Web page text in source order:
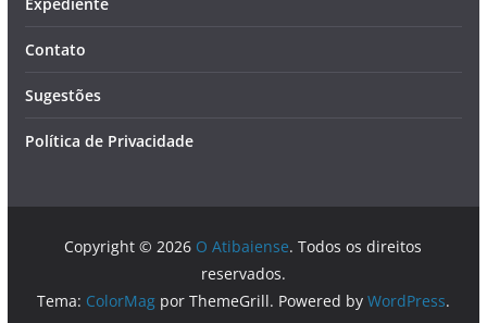
Contato
Sugestões
Política de Privacidade
Copyright © 2026 O Atibaiense. Todos os direitos
reservados.
Tema: ColorMagpor ThemeGrill. Powered by WordPress.